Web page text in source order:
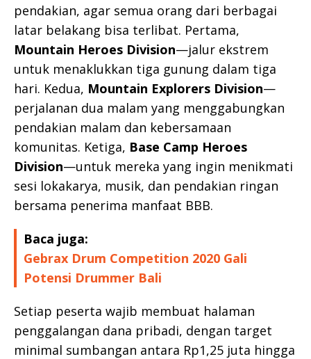
pendakian, agar semua orang dari berbagai
latar belakang bisa terlibat. Pertama,
Mountain Heroes Division—jalur ekstrem
untuk menaklukkan tiga gunung dalam tiga
hari. Kedua, Mountain Explorers Division—
perjalanan dua malam yang menggabungkan
pendakian malam dan kebersamaan
komunitas. Ketiga, Base Camp Heroes
Division—untuk mereka yang ingin menikmati
sesi lokakarya, musik, dan pendakian ringan
bersama penerima manfaat BBB.
Baca juga:
Gebrax Drum Competition 2020 Gali
Potensi Drummer Bali
Setiap peserta wajib membuat halaman
penggalangan dana pribadi, dengan target
minimal sumbangan antara Rp1,25 juta hingga